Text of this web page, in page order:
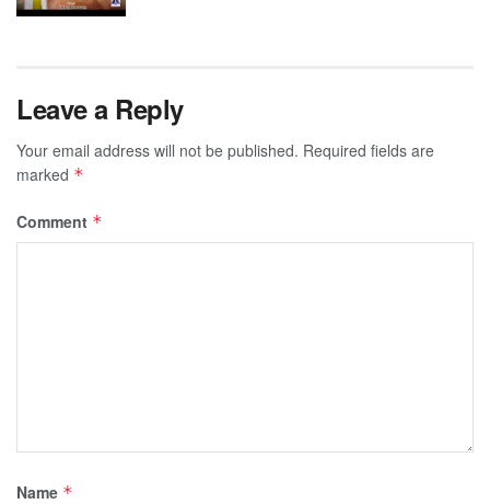
Leave a Reply
Your email address will not be published. Required fields are
marked *
Comment *
Name *